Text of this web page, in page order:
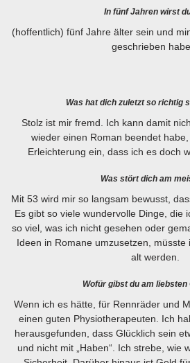
In fünf Jahren wirst
(hoffentlich) fünf Jahre älter sein und
geschrieben
Was hat dich zuletzt so richtig
Stolz ist mir fremd. Ich kann damit
wieder einen Roman beendet
Erleichterung ein, dass ich es doch
Was stört dich am
Mit 53 wird mir so langsam bewusst,
Es gibt so viele wundervolle Dinge, die
so viel, was ich nicht gesehen oder
Ideen in Romane umzusetzen,
alt werden.
Wofür gibst du am liebsten
Wenn ich es hätte, für Rennräder und
einen guten Physiotherapeuten. Ich
herausgefunden, dass Glücklich sein
und nicht mit „Haben“. Ich strebe, wie